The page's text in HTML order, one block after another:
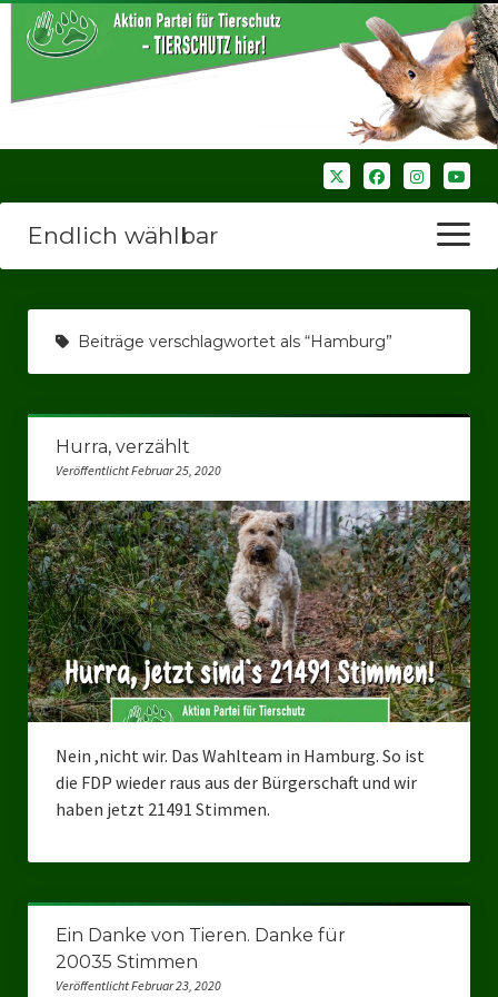
Endlich wählbar
Menü
öffnen
Wir über uns
Bezirksverbände
Bezirksverband Mettmann
Kreisverbände
Kreisverband Düsseldorf
Kreisverband Neuss
Kreisverband Erkrath
Kreisverband Duisburg
Kreisverband Gelsenkirchen
Kreisverband Bottrop
Beiträge verschlagwortet als “Hamburg”
Hurra, verzählt
Veröffentlicht Februar 25, 2020
Nein ,nicht wir. Das Wahlteam in Hamburg. So ist
die FDP wieder raus aus der Bürgerschaft und wir
haben jetzt 21491 Stimmen.
Ein Danke von Tieren. Danke für
20035 Stimmen
Veröffentlicht Februar 23, 2020